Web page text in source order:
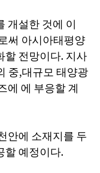
개설한 것에 이
써 아시아태평양
할 전망이다. 지사
중,대규모 태양광
에 에 부응할 계
안에 소재지를 두
할 예정이다.